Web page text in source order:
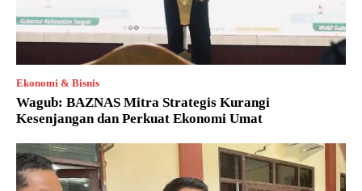
Ekonomi & Bisnis
Wagub: BAZNAS Mitra Strategis Kurangi
Kesenjangan dan Perkuat Ekonomi Umat